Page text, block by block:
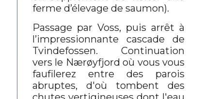
ferme d’élevage de saumon).
Passage par Voss, puis arrêt à
l’impressionnante cascade de
Tvindefossen. Continuation
vers le Nærøyfjord où vous vous
faufilerez entre des parois
abruptes, d'où tombent des